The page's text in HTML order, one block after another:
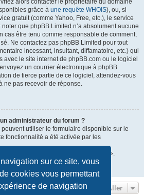
sur ce site, vous
cookies vous permettant
de navigation
alors contacter le propriétaire du domaine
grâce à une requête WHOIS), ou, si
gratuit (comme Yahoo, Free, etc.), le service
que phpBB Limited n’a absolument aucune
cas être tenu comme responsable de comment,
Ne contactez pas phpBB Limited pour tout
incessant, insultant, diffamatoire, etc.) qui
avec le site internet de phpBB.com ou le logiciel
un courrier électronique à phpBB
de tierce partie de ce logiciel, attendez-vous
ne pas recevoir de réponse.
administrateur du forum ?
utiliser le formulaire disponible sur le
fonctionnalité a été activée par les
également utiliser le lien « L’équipe ».
Aller